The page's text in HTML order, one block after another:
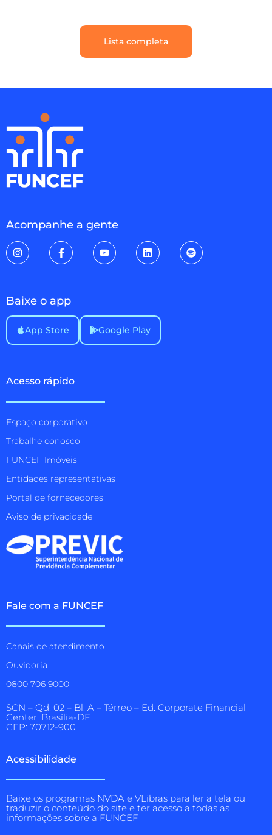
Lista completa
Acompanhe a gente
Baixe o app
App Store Google Play
Acesso rápido
Espaço corporativo
Trabalhe conosco
FUNCEF Imóveis
Entidades representativas
Portal de fornecedores
Aviso de privacidade
Fale com a FUNCEF
Canais de atendimento
Ouvidoria
0800 706 9000
SCN – Qd. 02 – Bl. A – Térreo – Ed. Corporate Financial
Center, Brasília-DF
CEP: 70712-900
Acessibilidade
Baixe os programas NVDA e VLibras para ler a tela ou
traduzir o conteúdo do site e ter acesso a todas as
informações sobre a FUNCEF